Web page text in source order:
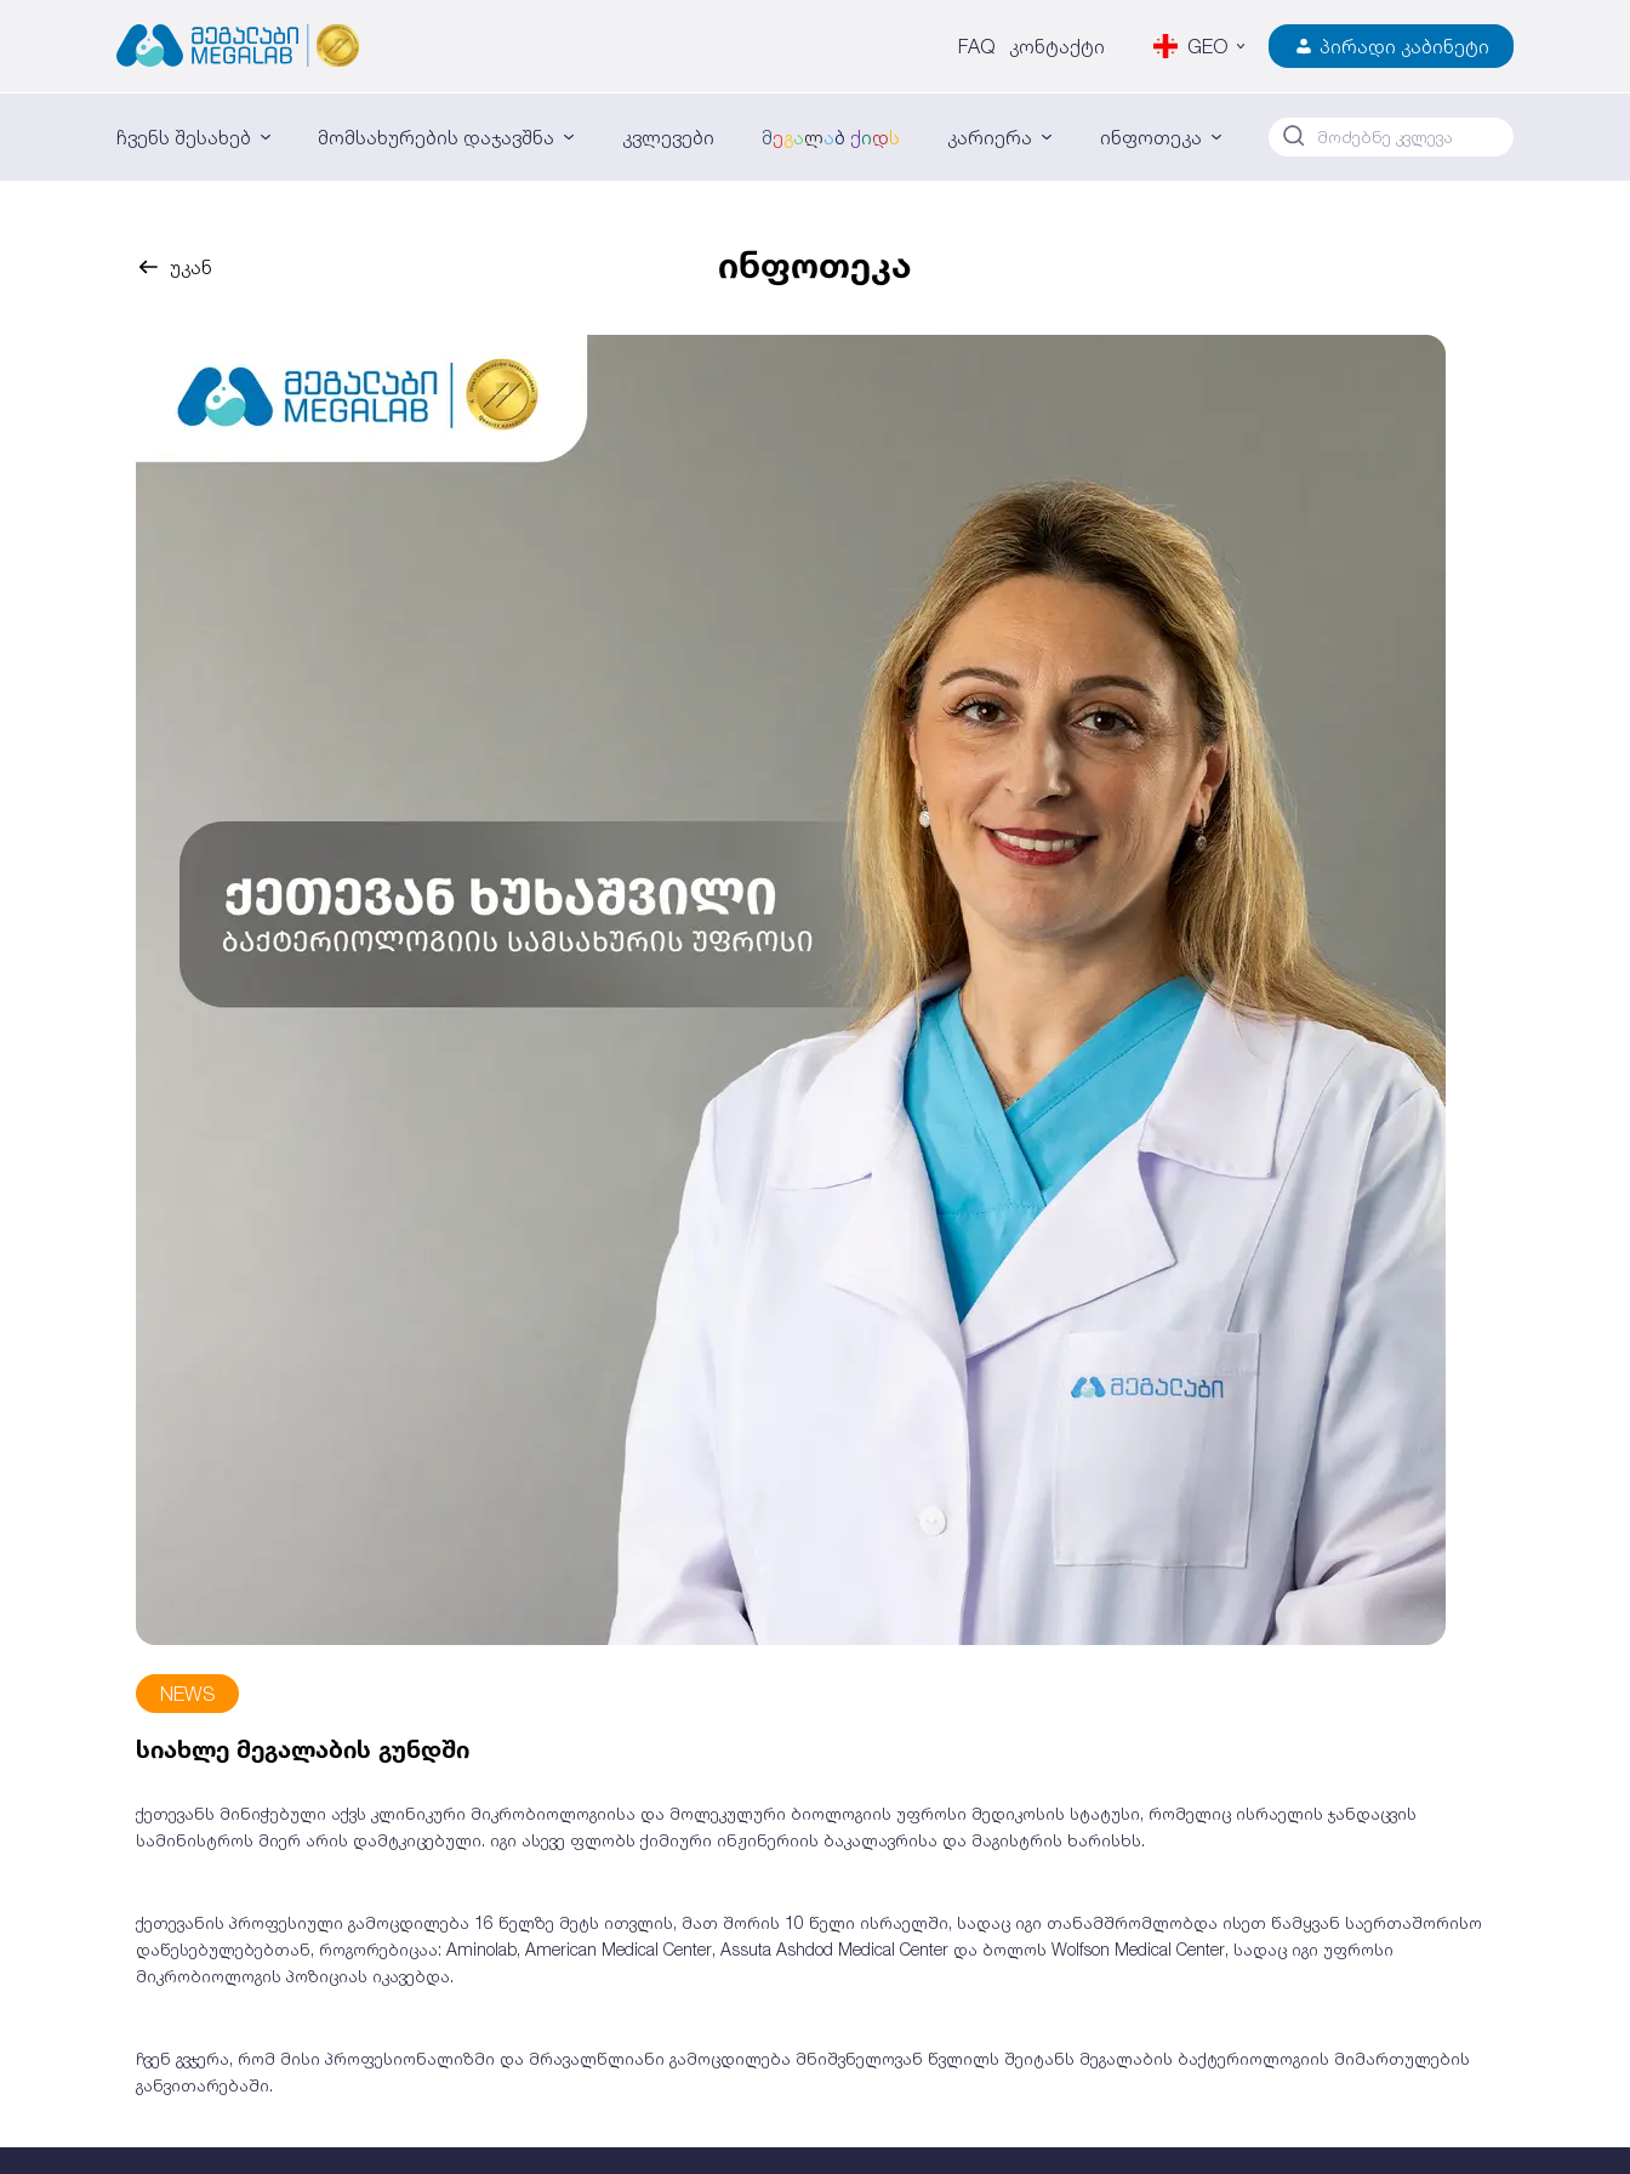
FAQ კონტაქტი GEO პირადი კაბინეტი
ჩვენს შესახებ მომსახურების დაჯავშნა კვლევები მეგალაბ ქიდს კარიერა ინფოთეკა
უკან ინფოთეკა
NEWS
სიახლე მეგალაბის გუნდში
ქეთევანს მინიჭებული აქვს კლინიკური მიკრობიოლოგიისა და მოლეკულური ბიოლოგიის უფროსი მედიკოსის სტატუსი, რომელიც ისრაელის ჯანდაცვის
სამინისტროს მიერ არის დამტკიცებული. იგი ასევე ფლობს ქიმიური ინჟინერიის ბაკალავრისა და მაგისტრის ხარისხს.
ქეთევანის პროფესიული გამოცდილება 16 წელზე მეტს ითვლის, მათ შორის 10 წელი ისრაელში, სადაც იგი თანამშრომლობდა ისეთ წამყვან საერთაშორისო
დაწესებულებებთან, როგორებიცაა: Aminolab, American Medical Center, Assuta Ashdod Medical Center და ბოლოს Wolfson Medical Center, სადაც იგი უფროსი
მიკრობიოლოგის პოზიციას იკავებდა.
ჩვენ გვჯერა, რომ მისი პროფესიონალიზმი და მრავალწლიანი გამოცდილება მნიშვნელოვან წვლილს შეიტანს მეგალაბის ბაქტერიოლოგიის მიმართულების
განვითარებაში.